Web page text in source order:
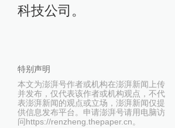
科技公司。
特别声明
本文为澎湃号作者或机构在澎湃新闻上传
并发布，仅代表该作者或机构观点，不代
表澎湃新闻的观点或立场，澎湃新闻仅提
供信息发布平台。申请澎湃号请用电脑访
问https://renzheng.thepaper.cn。